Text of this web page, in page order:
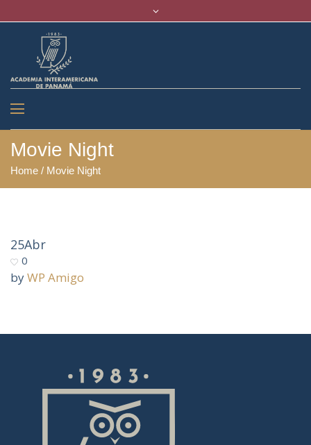
Movie Night
Home / Movie Night
25Abr
0
byWP Amigo